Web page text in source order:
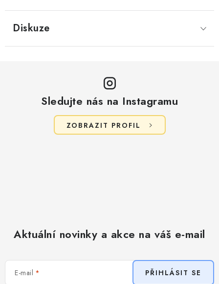
Diskuze
Sledujte nás na Instagramu
ZOBRAZIT PROFIL
Aktuální novinky a akce na váš e-mail
E-mail PŘIHLÁSIT SE